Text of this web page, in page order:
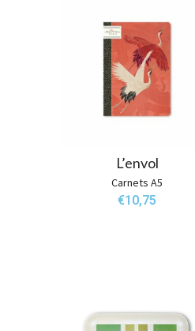
L’envol
Carnets A5
€10,75